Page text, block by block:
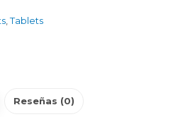
,Tablets
Reseñas (0)